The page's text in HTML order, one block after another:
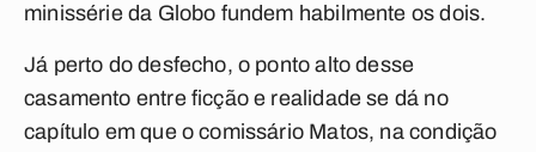
minissérie da Globo fundem habilmente os dois.
Já perto do desfecho, o ponto alto desse
casamento entre ficção e realidade se dá no
capítulo em que o comissário Matos, na condição